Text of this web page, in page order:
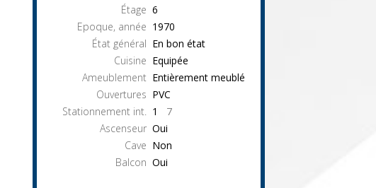
Étage 6
Epoque, année 1970
État général En bon état
Cuisine Equipée
Ameublement Entièrement meublé
Ouvertures PVC
Stationnement int. 1 7
Ascenseur Oui
Cave Non
Balcon Oui